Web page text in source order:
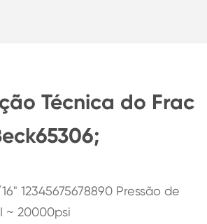
Técnica do Frac
12345675678890 Pressão de
~ 20000psi